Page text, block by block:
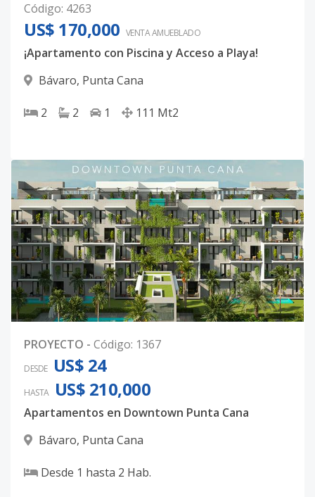
Código: 4263
US$ 170,000 VENTA AMUEBLADO
¡Apartamento con Piscina y Acceso a Playa!
Bávaro, Punta Cana
2 2 1 111 Mt2
PROYECTO - Código: 1367
DESDE US$ 24
HASTA US$ 210,000
Apartamentos en Downtown Punta Cana
Bávaro, Punta Cana
Desde 1 hasta 2 Hab.